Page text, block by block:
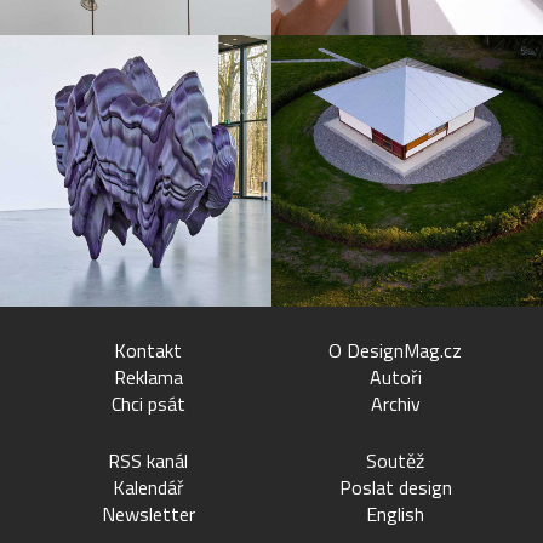
Kontakt
Reklama
Chci psát
O DesignMag.cz
Autoři
Archiv
RSS kanál
Kalendář
Newsletter
Soutěž
Poslat design
English